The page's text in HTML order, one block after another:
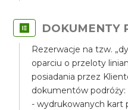
DOKUMENTY
Rezerwacje na tzw.
oparciu o przeloty
posiadania przez
dokumentów podróży:
- wydrukowanych kart